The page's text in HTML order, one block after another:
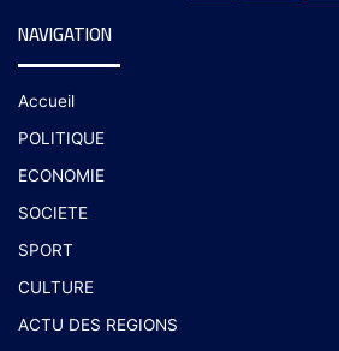
NAVIGATION
Accueil
POLITIQUE
ECONOMIE
SOCIETE
SPORT
CULTURE
ACTU DES REGIONS